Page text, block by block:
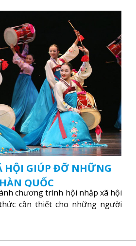
HỘI GIÚP ĐỠ NHỮNG
QUỐC
chương trình hội nhập xã hội
cần thiết cho những người